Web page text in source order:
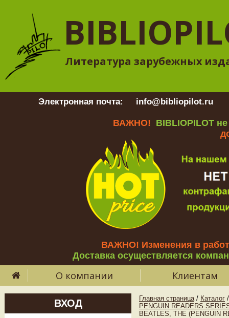
Литература зарубежных
Электронная почта: info@bibliopilot.ru
ВАЖНО! BIBLIOPILOT
ВАЖНО! Изменения в
Доставка осуществляется
О компании Клиентам
ВХОД Главная страница / Каталог /
PENGUIN READERS
BEATLES, THE (PENGUIN